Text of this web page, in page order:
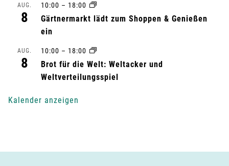
a
AUG.
8
10:00 – 18:00
Gärtnermarkt lädt zum Shoppen & Genießen
ein
AUG.
8
10:00 – 18:00
Brot für die Welt: Weltacker und
Weltverteilungsspiel
Kalender anzeigen